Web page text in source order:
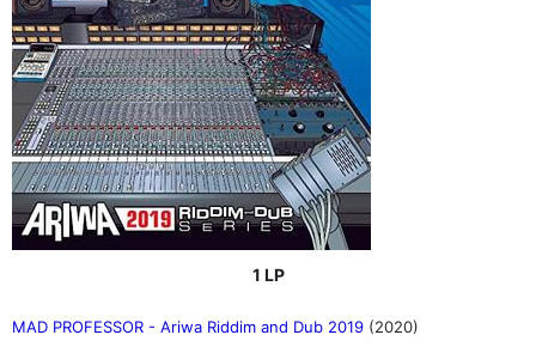
1 LP
MAD PROFESSOR - Ariwa Riddim and Dub 2019 (2020)